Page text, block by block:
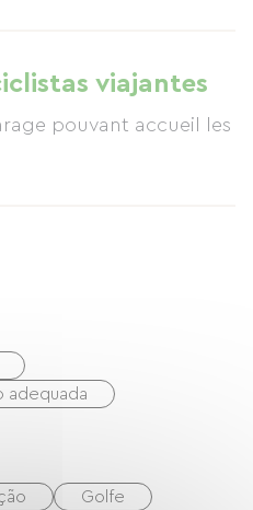
viajantes
pouvant accueil les
adequada
Golfe